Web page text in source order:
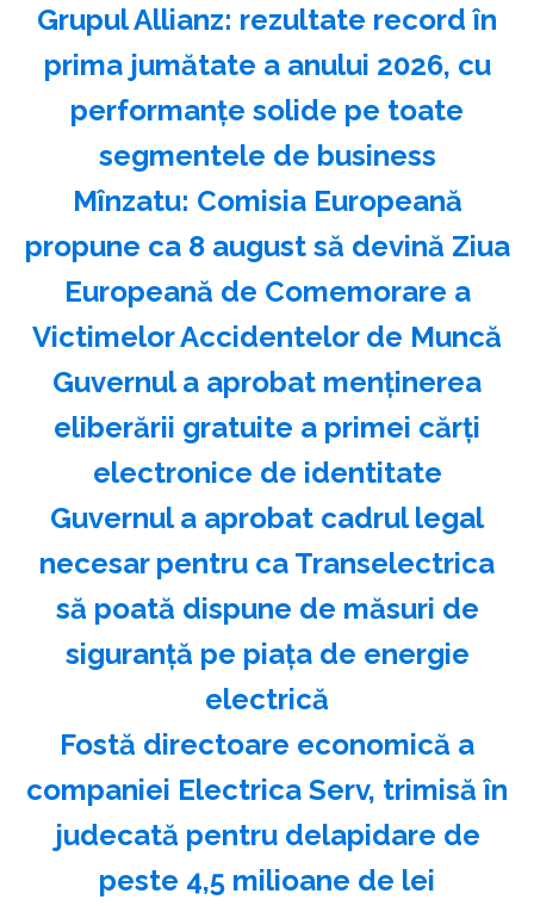
Grupul Allianz: rezultate record în
prima jumătate a anului 2026, cu
performanțe solide pe toate
segmentele de business
Mînzatu: Comisia Europeană
propune ca 8 august să devină Ziua
Europeană de Comemorare a
Victimelor Accidentelor de Muncă
Guvernul a aprobat menţinerea
eliberării gratuite a primei cărţi
electronice de identitate
Guvernul a aprobat cadrul legal
necesar pentru ca Transelectrica
să poată dispune de măsuri de
siguranţă pe piaţa de energie
electrică
Fostă directoare economică a
companiei Electrica Serv, trimisă în
judecată pentru delapidare de
peste 4,5 milioane de lei